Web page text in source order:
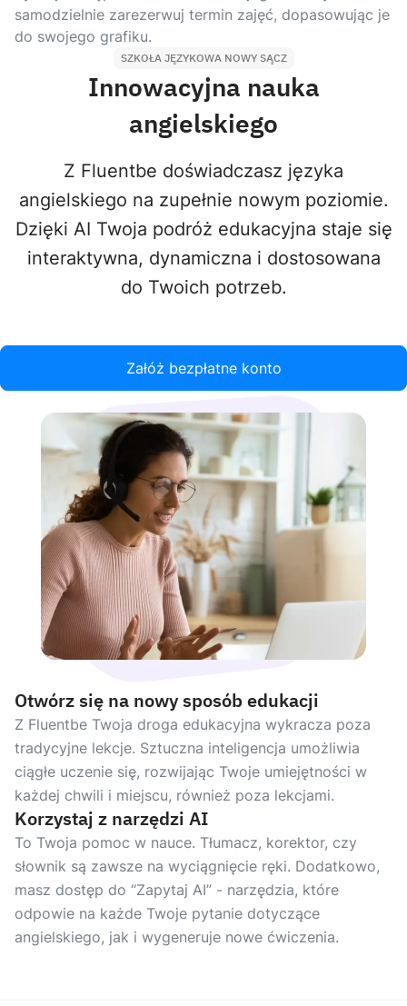
samodzielnie zarezerwuj termin zajęć, dopasowując je
do swojego grafiku.
SZKOŁA JĘZYKOWA NOWY SĄCZ
Innowacyjna nauka
angielskiego
Z Fluentbe doświadczasz języka
angielskiego na zupełnie nowym poziomie.
Dzięki AI Twoja podróż edukacyjna staje się
interaktywna, dynamiczna i dostosowana
do Twoich potrzeb.
Załóż bezpłatne konto
Otwórz się na nowy sposób edukacji
Z Fluentbe Twoja droga edukacyjna wykracza poza
tradycyjne lekcje. Sztuczna inteligencja umożliwia
ciągłe uczenie się, rozwijając Twoje umiejętności w
każdej chwili i miejscu, również poza lekcjami.
Korzystaj z narzędzi AI
To Twoja pomoc w nauce. Tłumacz, korektor, czy
słownik są zawsze na wyciągnięcie ręki. Dodatkowo,
masz dostęp do “Zapytaj AI” - narzędzia, które
odpowie na każde Twoje pytanie dotyczące
angielskiego, jak i wygeneruje nowe ćwiczenia.